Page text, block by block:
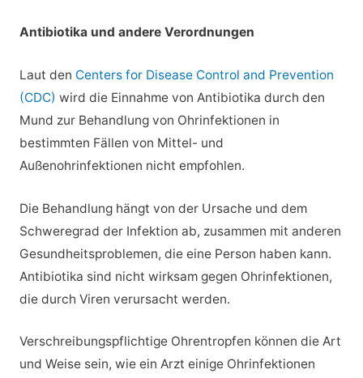
Antibiotika und andere Verordnungen
Laut den Centers for Disease Control and Prevention
(CDC) wird die Einnahme von Antibiotika durch den
Mund zur Behandlung von Ohrinfektionen in
bestimmten Fällen von Mittel- und
Außenohrinfektionen nicht empfohlen.
Die Behandlung hängt von der Ursache und dem
Schweregrad der Infektion ab, zusammen mit anderen
Gesundheitsproblemen, die eine Person haben kann.
Antibiotika sind nicht wirksam gegen Ohrinfektionen,
die durch Viren verursacht werden.
Verschreibungspflichtige Ohrentropfen können die Art
und Weise sein, wie ein Arzt einige Ohrinfektionen